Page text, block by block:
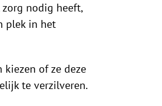
nodig heeft,
plek in het
of ze deze
te verzilveren.